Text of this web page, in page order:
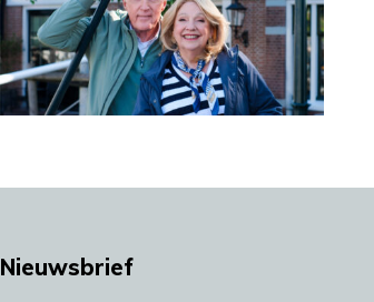
Nieuwsbrief